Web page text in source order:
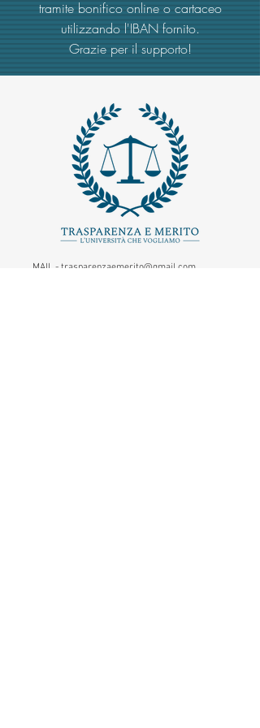
tramite bonifico online o cartaceo
utilizzando l'IBAN fornito.
Grazie per il supporto!
MAIL - trasparenzaemerito@gmail.com